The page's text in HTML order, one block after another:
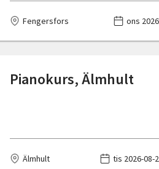
Fengersfors ons
Pianokurs, Älmhult
Älmhult tis 2026-08-